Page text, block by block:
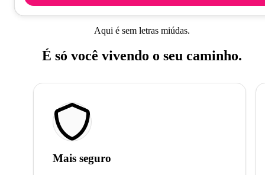
Aqui é sem letras miúdas.
É só você vivendo o seu caminho.
Mais seguro